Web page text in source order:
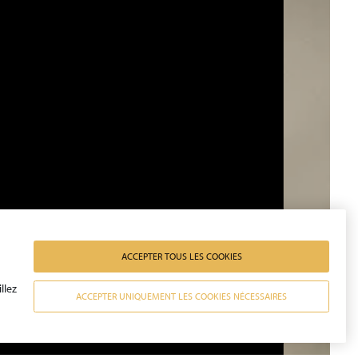
ACCEPTER UNIQUEMENT LES COOKIES NÉCESSAIRES
ACCEPTER TOUS LES COOKIES